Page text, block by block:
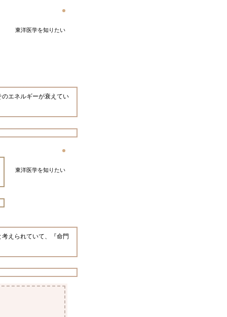
東洋医学を知りたい
エネルギーが衰えてい
東洋医学を知りたい
えられていて、『命門